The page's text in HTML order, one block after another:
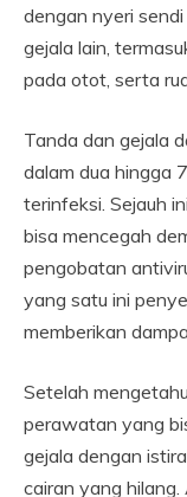
dengan nyeri
gejala lain,
pada otot, serta
Tanda dan gejala
dalam dua hingga
terinfeksi. Sejauh
bisa mencegah
pengobatan
yang satu ini
memberikan
Setelah
perawatan yang
gejala dengan
cairan yang